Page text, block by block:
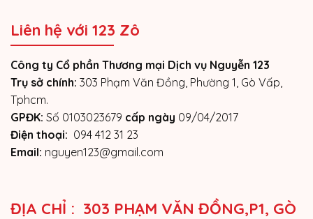
Liên hệ với 123 Zô
Công ty Cổ phần Thương mại Dịch vụ Nguyễn 123
Trụ sở chính: 303 Phạm Văn Đồng, Phường 1, Gò Vấp,
Tphcm.
GPĐK: Số 0103023679 cấp ngày 09/04/2017
Điện thoại: 094 412 31 23
Email: nguyen123@gmail.com
ĐỊA CHỈ : 303 PHẠM VĂN ĐỒNG,P1, GÒ